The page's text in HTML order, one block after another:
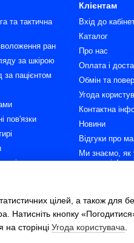
та тактична
ран
за шкірою
за пацієнтом
пов'язки
та
Клієнтам
Вхід до
Каталог
Про нас
Оплата і
Обмін та
Угода
Контактна
Новини
Відгуки про
Ми знаємо, як
пролежнів!
Всі категорії
цілей, а також для
Натисніть кнопку
сторінці Угода користувача